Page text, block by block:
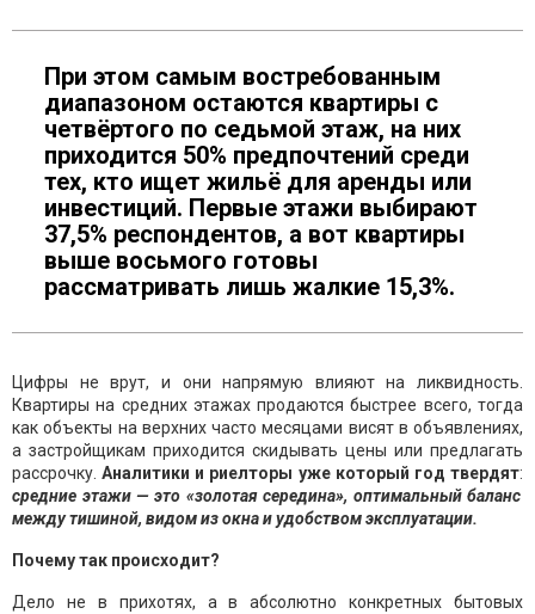
При этом самым востребованным
диапазоном остаются квартиры с
четвёртого по седьмой этаж, на них
приходится 50% предпочтений среди
тех, кто ищет жильё для аренды или
инвестиций. Первые этажи выбирают
37,5% респондентов, а вот квартиры
выше восьмого готовы
рассматривать лишь жалкие 15,3%.
Цифры не врут, и они напрямую влияют на ликвидность.
Квартиры на средних этажах продаются быстрее всего, тогда
как объекты на верхних часто месяцами висят в объявлениях,
а застройщикам приходится скидывать цены или предлагать
рассрочку. Аналитики и риелторы уже который год твердят:
средние этажи — это «золотая середина», оптимальный баланс
между тишиной, видом из окна и удобством эксплуатации.
Почему так происходит?
Дело не в прихотях, а в абсолютно конкретных бытовых